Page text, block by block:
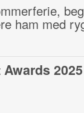
ham med
2025